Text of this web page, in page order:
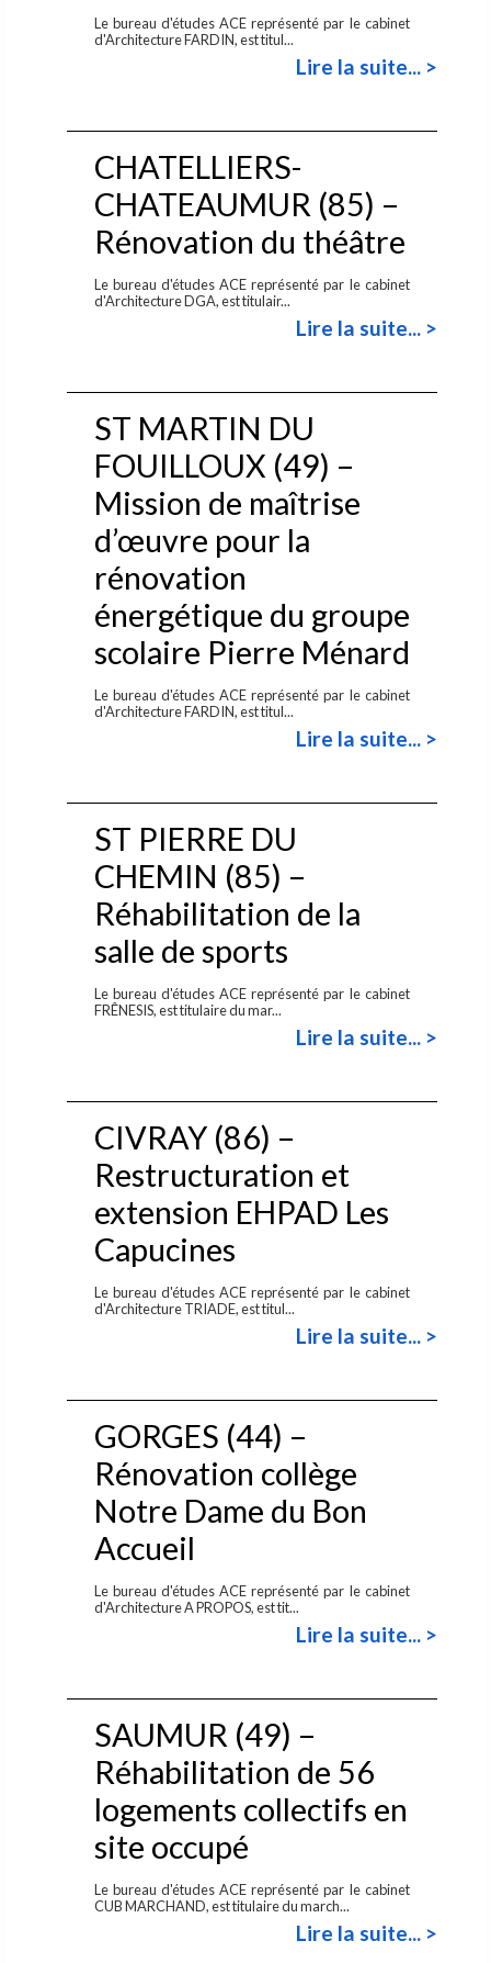
Le bureau d'études ACE représenté par le cabinet
d'Architecture FARDIN, est titul...
Lire la suite... >
CHATELLIERS-
CHATEAUMUR (85) –
Rénovation du théâtre
Le bureau d'études ACE représenté par le cabinet
d'Architecture DGA, est titulair...
Lire la suite... >
ST MARTIN DU
FOUILLOUX (49) –
Mission de maîtrise
d’œuvre pour la
rénovation
énergétique du groupe
scolaire Pierre Ménard
Le bureau d'études ACE représenté par le cabinet
d'Architecture FARDIN, est titul...
Lire la suite... >
ST PIERRE DU
CHEMIN (85) –
Réhabilitation de la
salle de sports
Le bureau d'études ACE représenté par le cabinet
FRÊNESIS, est titulaire du mar...
Lire la suite... >
CIVRAY (86) –
Restructuration et
extension EHPAD Les
Capucines
Le bureau d'études ACE représenté par le cabinet
d'Architecture TRIADE, est titul...
Lire la suite... >
GORGES (44) –
Rénovation collège
Notre Dame du Bon
Accueil
Le bureau d'études ACE représenté par le cabinet
d'Architecture A PROPOS, est tit...
Lire la suite... >
SAUMUR (49) –
Réhabilitation de 56
logements collectifs en
site occupé
Le bureau d'études ACE représenté par le cabinet
CUB MARCHAND, est titulaire du march...
Lire la suite... >